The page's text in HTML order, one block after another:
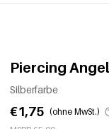
Piercing
Silberfarbe
€1,75 (ohne MwSt.)